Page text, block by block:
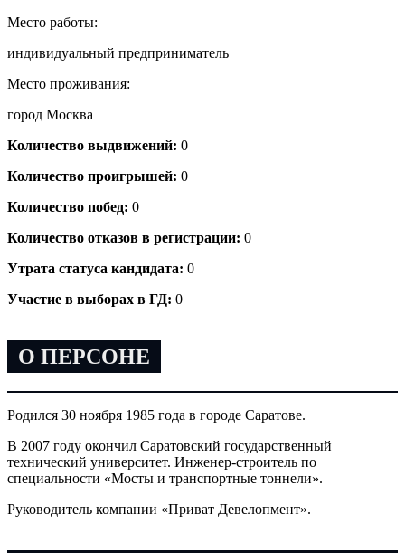
Место работы:
индивидуальный предприниматель
Место проживания:
город Москва
Количество выдвижений: 0
Количество проигрышей: 0
Количество побед: 0
Количество отказов в регистрации: 0
Утрата статуса кандидата: 0
Участие в выборах в ГД: 0
О ПЕРСОНЕ
Родился 30 ноября 1985 года в городе Саратове.
В 2007 году окончил Саратовский государственный
технический университет. Инженер-строитель по
специальности «Мосты и транспортные тоннели».
Руководитель компании «Приват Девелопмент».